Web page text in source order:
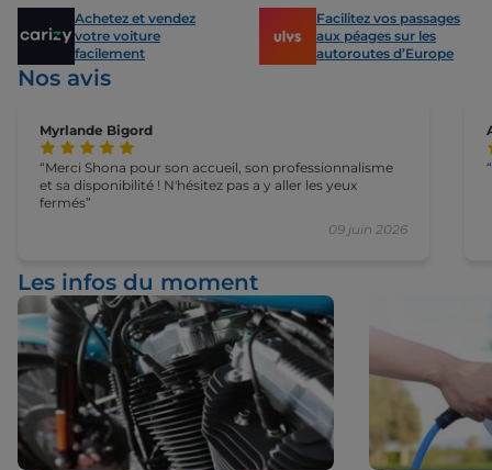
Achetez et vendez
votre voiture
facilement
Facilitez vos passages
aux péages sur les
autoroutes d’Europe
Nos avis
Myrlande Bigord
09 juin 2026
Merci Shona pour son accueil, son professionnalisme
et sa disponibilité ! N'hésitez pas a y aller les yeux
fermés
Les infos du moment